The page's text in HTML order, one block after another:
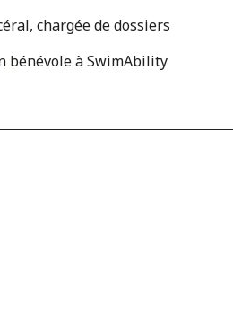
chargée de dossiers
bénévole à SwimAbility